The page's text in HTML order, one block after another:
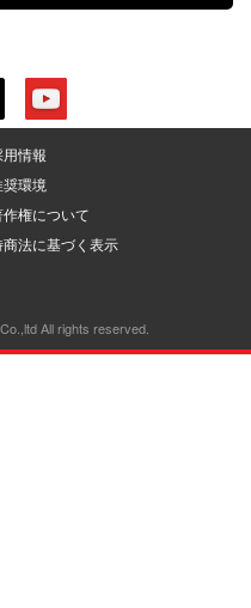
用情報
奨環境
作権について
商法に基づく表示
All rights reserved.